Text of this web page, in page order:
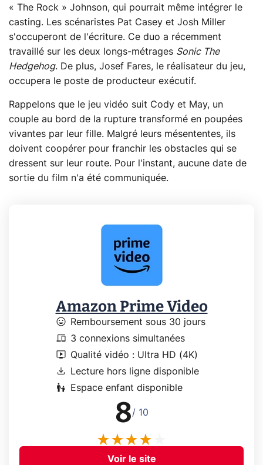
« The Rock » Johnson, qui pourrait même intégrer le
casting. Les scénaristes Pat Casey et Josh Miller
s'occuperont de l'écriture. Ce duo a récemment
travaillé sur les deux longs-métrages Sonic The
Hedgehog. De plus, Josef Fares, le réalisateur du jeu,
occupera le poste de producteur exécutif.
Rappelons que le jeu vidéo suit Cody et May, un
couple au bord de la rupture transformé en poupées
vivantes par leur fille. Malgré leurs mésententes, ils
doivent coopérer pour franchir les obstacles qui se
dressent sur leur route. Pour l'instant, aucune date de
sortie du film n'a été communiquée.
Amazon Prime Video
mood Remboursement sous 30 jours
devices 3 connexions simultanées
live_tv Qualité vidéo : Ultra HD (4K)
download Lecture hors ligne disponible
escalator_warning Espace enfant disponible
8/ 10
Voir le site